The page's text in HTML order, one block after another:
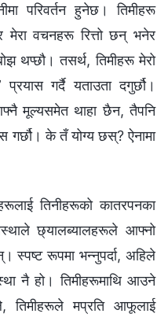
परिवर्तन हुनेछ। तिमीहरू
मेरा वचनहरू रित्तो छन् भनेर
थप्छौ। तसर्थ, तिमीहरू मेरो
गर्दै यताउता दगुर्छौ।
मूल्यसमेत थाहा छैन, तैपनि
गर्छौ। के तँ योग्य छस्? ऐनामा
तिनीहरूको कातरपनका
छ्यालब्यालहरूले आफ्नो
स्पष्ट रूपमा भन्नुपर्दा, अहिले
नै हो। तिमीहरूमाथि आउने
तिमीहरूले मप्रति आफूलाई